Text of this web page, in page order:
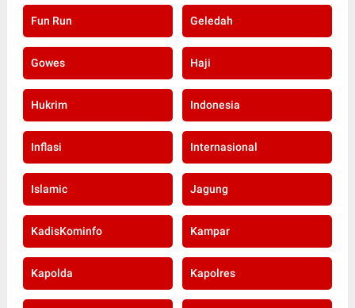
Fun Run Geledah
Gowes Haji
Hukrim Indonesia
Inflasi Internasional
Islamic Jagung
KadisKominfo Kampar
Kapolda Kapolres